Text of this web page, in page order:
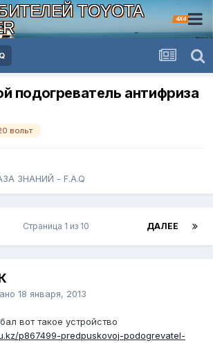
TOYOTA
4X4
подогреватель антифриза
вольт
ЗНАНИЙ - F.A.Q
ДАЛЕЕ
Страница 1 из 10
18 января, 2013
вот такое устройство
p867499-predpuskovoj-podogrevatel-